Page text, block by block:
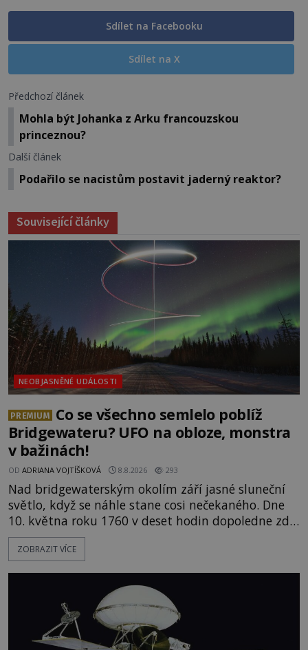
Sdílet na Facebooku
Sdílet na X
Předchozí článek
Mohla být Johanka z Arku francouzskou
princeznou?
Další článek
Podařilo se nacistům postavit jaderný reaktor?
Související články
NEOBJASNĚNÉ UDÁLOSTI
PREMIUM
Co se všechno semlelo poblíž
Bridgewateru? UFO na obloze, monstra
v bažinách!
OD ADRIANA VOJTÍŠKOVÁ 8.8.2026 293
Nad bridgewaterským okolím září jasné sluneční
světlo, když se náhle stane cosi nečekaného. Dne
10. května roku 1760 v deset hodin dopoledne zde
dojde k vůbec prvnímu historicky doloženému
přeletu UFO. Podle záznamů vyzařuje takové
jen o nějaký optický klam, nebo se zde skutečně
právě vznáší mimozemská loď
ZOBRAZIT VÍCE